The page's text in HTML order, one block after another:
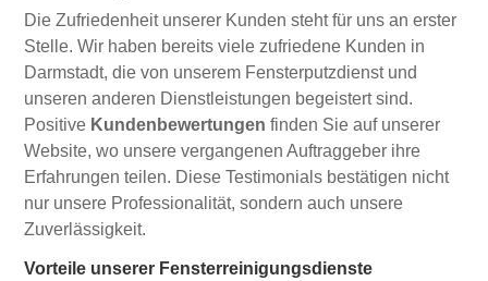
Die Zufriedenheit unserer Kunden steht für uns an erster
Stelle. Wir haben bereits viele zufriedene Kunden in
Darmstadt, die von unserem Fensterputzdienst und
unseren anderen Dienstleistungen begeistert sind.
Positive Kundenbewertungen finden Sie auf unserer
Website, wo unsere vergangenen Auftraggeber ihre
Erfahrungen teilen. Diese Testimonials bestätigen nicht
nur unsere Professionalität, sondern auch unsere
Zuverlässigkeit.
Vorteile unserer Fensterreinigungsdienste